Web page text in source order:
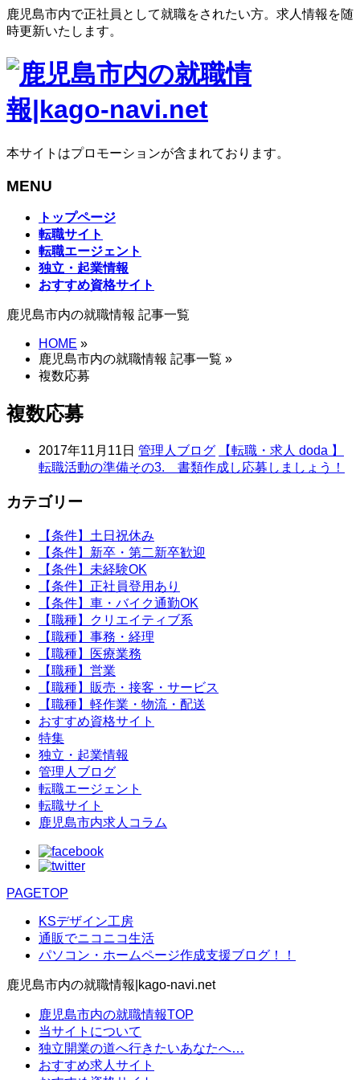
鹿児島市内で正社員として就職をされたい方。求人情報を随
時更新いたします。
本サイトはプロモーションが含まれております。
MENU
ば
トップページ
転職サイト
転職エージェント
独立・起業情報
おすすめ資格サイト
鹿児島市内の就職情報 記事一覧
HOME »
鹿児島市内の就職情報 記事一覧 »
複数応募
複数応募
2017年11月11日 管理人ブログ
【転職・求人 doda 】
転職活動の準備その3. 書類作成し応募しましょう！
カテゴリー
【条件】土日祝休み
【条件】新卒・第二新卒歓迎
【条件】未経験OK
【条件】正社員登用あり
【条件】車・バイク通勤OK
【職種】クリエイティブ系
【職種】事務・経理
【職種】医療業務
【職種】営業
【職種】販売・接客・サービス
【職種】軽作業・物流・配送
おすすめ資格サイト
特集
独立・起業情報
管理人ブログ
転職エージェント
転職サイト
鹿児島市内求人コラム
PAGETOP
KSデザイン工房
通販でニコニコ生活
パソコン・ホームページ作成支援ブログ！！
鹿児島市内の就職情報|kago-navi.net
鹿児島市内の就職情報TOP
当サイトについて
独立開業の道へ行きたいあなたへ…
おすすめ求人サイト